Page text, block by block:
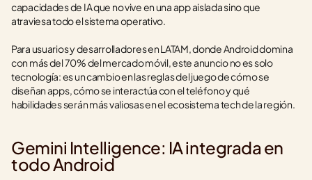
capacidades de IA que no vive en una app aislada sino que
atraviesa todo el sistema operativo.
Para usuarios y desarrolladores en LATAM, donde Android domina
con más del 70% del mercado móvil, este anuncio no es solo
tecnología: es un cambio en las reglas del juego de cómo se
diseñan apps, cómo se interactúa con el teléfono y qué
habilidades serán más valiosas en el ecosistema tech de la región.
Gemini Intelligence: IA integrada en
todo Android